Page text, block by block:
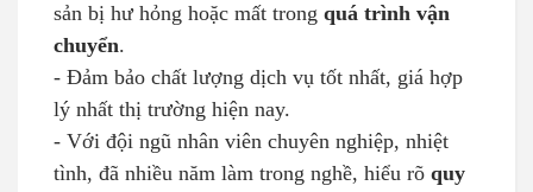
sản bị hư hỏng hoặc mất trong quá trình vận
chuyển.
- Đảm bảo chất lượng dịch vụ tốt nhất, giá hợp
lý nhất thị trường hiện nay.
- Với đội ngũ nhân viên chuyên nghiệp, nhiệt
tình, đã nhiều năm làm trong nghề, hiểu rõ quy